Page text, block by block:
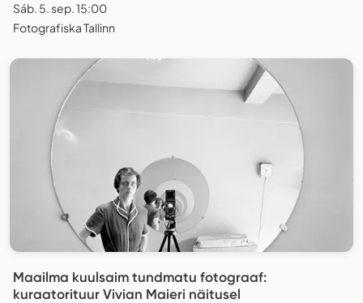
Sáb. 5. sep. 15:00
Fotografiska Tallinn
Maailma kuulsaim tundmatu fotograaf:
kuraatorituur Vivian Maieri näitusel